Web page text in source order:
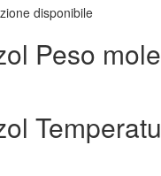
disponibile
Peso